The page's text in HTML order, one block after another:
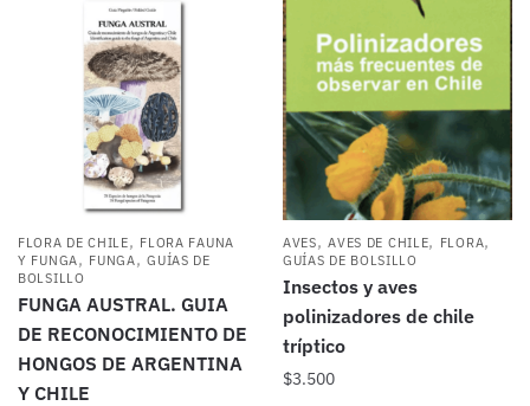
FLORA DE CHILE, FLORA FAUNA
Y FUNGA, FUNGA,GUÍAS DE
BOLSILLO
FUNGA AUSTRAL. GUIA
DE RECONOCIMIENTO DE
HONGOS DE ARGENTINA
Y CHILE
AVES,AVES DE CHILE, FLORA,
GUÍAS DE BOLSILLO
Insectos y aves
polinizadores de chile
tríptico
$3.500